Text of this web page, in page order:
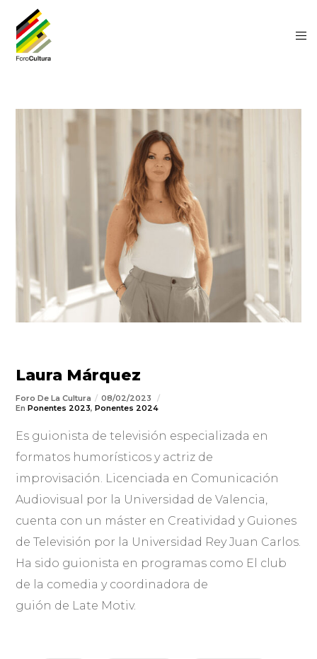
Laura Márquez
Foro De La Cultura
08/02/2023
EnPonentes 2023,Ponentes 2024
Es guionista de televisión especializada en
formatos humorísticos y actriz de
improvisación. Licenciada en Comunicación
Audiovisual por la Universidad de Valencia,
cuenta con un máster en Creatividad y Guiones
de Televisión por la Universidad Rey Juan Carlos.
Ha sido guionista en programas como El club
de la comedia y coordinadora de
guión de Late Motiv.